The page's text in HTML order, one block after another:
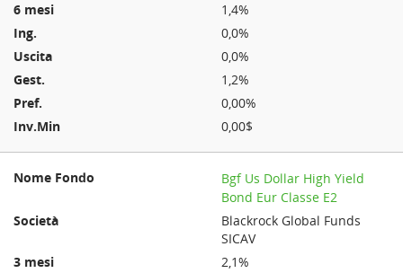
1,4%
0,0%
0,0%
1,2%
0,00%
0,00$
Bgf Us Dollar High Yield
Bond Eur Classe E2
Blackrock Global Funds
SICAV
2,1%